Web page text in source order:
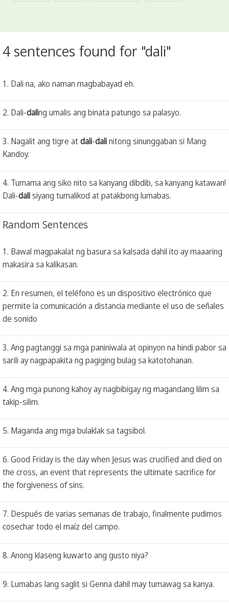
4 sentences found for "dali"
1. Dali na, ako naman magbabayad eh.
2. Dali-daling umalis ang binata patungo sa palasyo.
3. Nagalit ang tigre atdali-dalinitong sinunggaban si Mang
Kandoy.
4. Tumama ang siko nito sa kanyang dibdib, sa kanyang katawan!
Dali-dalisiyang tumalikod at patakbong lumabas.
Random Sentences
1. Bawal magpakalat ng basura sa kalsada dahil ito ay maaaring
makasira sa kalikasan.
2. En resumen, el teléfono es un dispositivo electrónico que
permite la comunicación a distancia mediante el uso de señales
de sonido
3. Ang pagtanggi sa mga paniniwala at opinyon na hindi pabor sa
sarili ay nagpapakita ng pagiging bulag sa katotohanan.
4. Ang mga punong kahoy ay nagbibigay ng magandang lilim sa
takip-silim.
5. Maganda ang mga bulaklak sa tagsibol.
6. Good Friday is the day when Jesus was crucified and died on
the cross, an event that represents the ultimate sacrifice for
the forgiveness of sins.
7. Después de varias semanas de trabajo, finalmente pudimos
cosechar todo el maíz del campo.
8. Anong klaseng kuwarto ang gusto niya?
9. Lumabas lang saglit si Genna dahil may tumawag sa kanya.